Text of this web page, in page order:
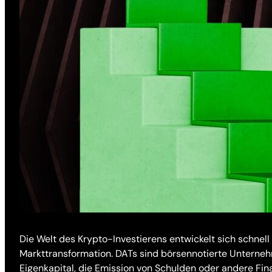
Die Welt des Krypto-Investierens entwickelt sich
Markttransformation. DATs sind börsennotierte
Eigenkapital, die Emission von Schulden oder andere